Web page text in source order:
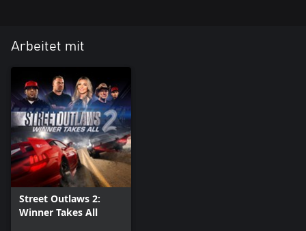
Arbeitet mit
Street Outlaws 2:
Winner Takes All